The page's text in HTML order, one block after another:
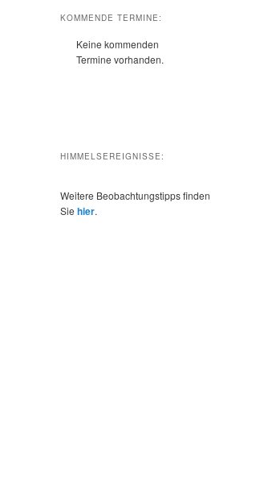
h
KOMMENDE TERMINE:
Keine kommenden
Termine vorhanden.
HIMMELSEREIGNISSE:
Weitere Beobachtungstipps finden
Sie hier.